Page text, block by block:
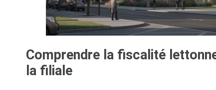
Comprendre la fiscalité
la filiale